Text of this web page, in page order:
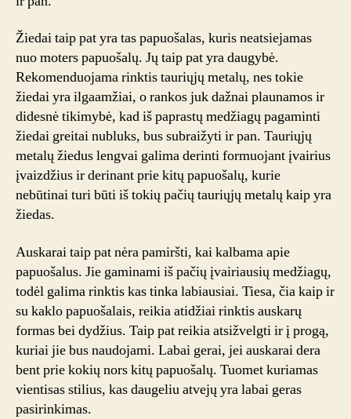
Žiedai taip pat yra tas papuošalas, kuris neatsiejamas
nuo moters papuošalų. Jų taip pat yra daugybė.
Rekomenduojama rinktis tauriųjų metalų, nes tokie
žiedai yra ilgaamžiai, o rankos juk dažnai plaunamos ir
didesnė tikimybė, kad iš paprastų medžiagų pagaminti
žiedai greitai nubluks, bus subraižyti ir pan. Tauriųjų
metalų žiedus lengvai galima derinti formuojant įvairius
įvaizdžius ir derinant prie kitų papuošalų, kurie
nebūtinai turi būti iš tokių pačių tauriųjų metalų kaip yra
žiedas.
Auskarai taip pat nėra pamiršti, kai kalbama apie
papuošalus. Jie gaminami iš pačių įvairiausių medžiagų,
todėl galima rinktis kas tinka labiausiai. Tiesa, čia kaip ir
su kaklo papuošalais, reikia atidžiai rinktis auskarų
formas bei dydžius. Taip pat reikia atsižvelgti ir į progą,
kuriai jie bus naudojami. Labai gerai, jei auskarai dera
bent prie kokių nors kitų papuošalų. Tuomet kuriamas
vientisas stilius, kas daugeliu atvejų yra labai geras
pasirinkimas.